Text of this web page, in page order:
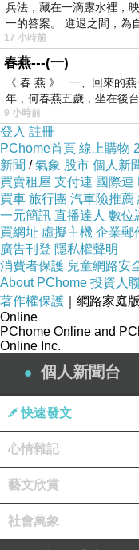
我年紀跟大家差距比較大,
還好認識的台灣人跟香港
AROHA很多人都挺好,只
有時候除了喜歡的藝人們
所以大部分的時候都是聽
吃完正餐後來飯後點心
這次還特別準備了慶生蛋糕
兵法，藏在一滴露水裡，
一的答案。 進退之間，為
17 小時前
春燕---(一)
《 春 燕 》 一、回來的
年，何春燕五歲，坐在後
9 小時前
登入 註冊
PChome首頁 線上購物
新聞 /氣象 股市 個人新
買賣租屋 支付連 國際連
買車 旅行團 汽車險推薦
一元簡訊 直播達人 數位
買網址 虛擬主機 企業郵
廣告刊登 隱私權聲明
消費者保護 兒童網路安
About PChome 投資人
著作權保護 ｜網路家庭
Online
PChome Online and
Online Inc.
個人新聞台
快速發文
心情雜記
藝文欣賞
社會萬象